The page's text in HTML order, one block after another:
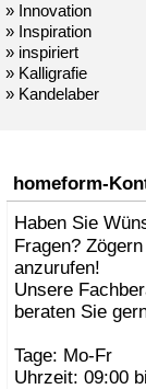
» Innovation
» Inspiration
» inspiriert
» Kalligrafie
» Kandelaber
homeform-
Haben Sie
Fragen?
anzurufen!
Unsere
beraten Sie
Tage: Mo-Fr
Uhrzeit: 09:00